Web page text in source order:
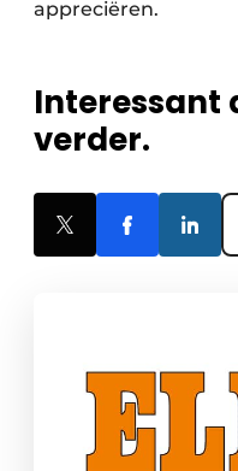
appreciëren.
Interessant
verder.